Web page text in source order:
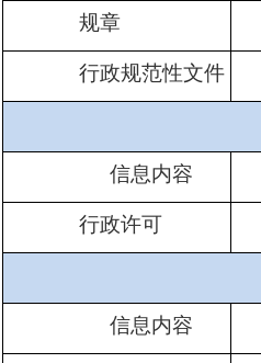
规章
行政规范性文件
信息内容
行政许可
信息内容